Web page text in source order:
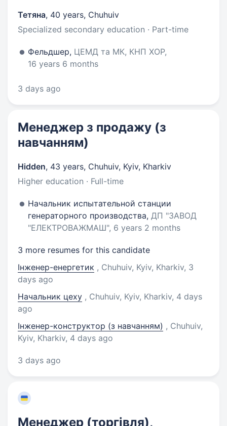
Тетяна, 40 years, Chuhuiv
Specialized secondary education · Part-time
Фельдшер, ЦЕМД та МК, КНП ХОР,
16 years 6 months
3 days ago
Менеджер з продажу (з
навчанням)
Hidden, 43 years, Chuhuiv, Kyiv, Kharkiv
Higher education · Full-time
Начальник испытательной станции
генераторного производства, ДП "ЗАВОД
"ЕЛЕКТРОВАЖМАШ", 6 years 2 months
3 more resumes for this candidate
Інженер-енергетик , Chuhuiv, Kyiv, Kharkiv, 3
days ago
Начальник цеху , Chuhuiv, Kyiv, Kharkiv, 4 days
ago
Інженер-конструктор (з навчанням) , Chuhuiv,
Kyiv, Kharkiv, 4 days ago
3 days ago
Менеджер (торгівля),